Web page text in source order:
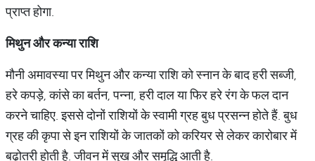
प्राप्त होगा.
मिथुनऔरकन्याराशि
मौनी अमावस्या पर मिथुन और कन्या राशि को स्नान के बाद हरी सब्जी,
हरे कपड़े, कांसे का बर्तन, पन्ना, हरी दाल या फिर हरे रंग के फल दान
करने चाहिए. इससे दोनों राशियों के स्वामी ग्रह बुध प्रसन्न होते हैं. बुध
ग्रह की कृपा से इन राशियों के जातकों को करियर से लेकर कारोबार में
बढ़ोतरी होती है. जीवन में सुख और समृद्धि आती है.